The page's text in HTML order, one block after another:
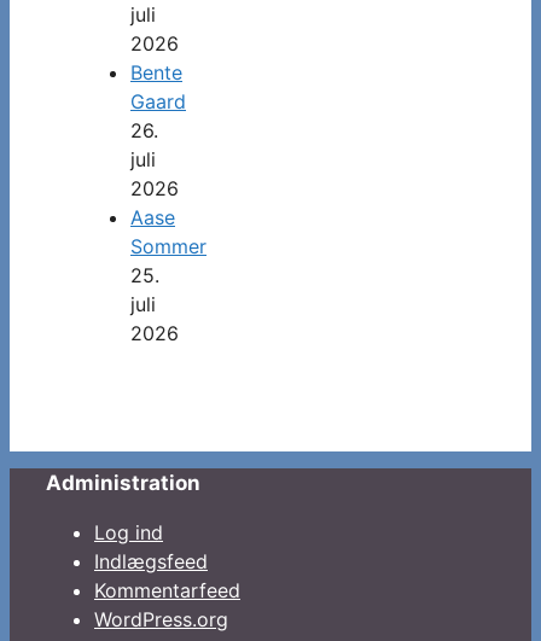
juli
2026
Bente
Gaard
26.
juli
2026
Aase
Sommer
25.
juli
2026
Administration
Log ind
Indlægsfeed
Kommentarfeed
WordPress.org